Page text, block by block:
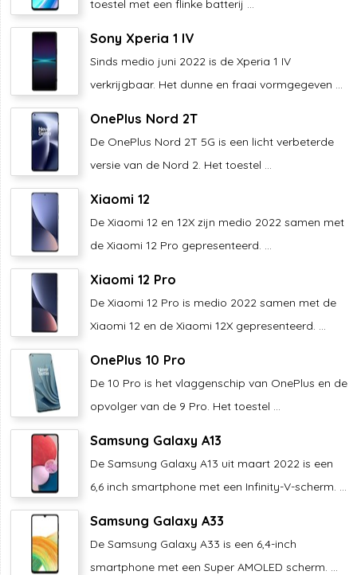
toestel met een flinke batterij ...
Sony Xperia 1 IV
Sinds medio juni 2022 is de Xperia 1 IV
verkrijgbaar. Het dunne en fraai vormgegeven ...
OnePlus Nord 2T
De OnePlus Nord 2T 5G is een licht verbeterde
versie van de Nord 2. Het toestel ...
Xiaomi 12
De Xiaomi 12 en 12X zijn medio 2022 samen met
de Xiaomi 12 Pro gepresenteerd. ...
Xiaomi 12 Pro
De Xiaomi 12 Pro is medio 2022 samen met de
Xiaomi 12 en de Xiaomi 12X gepresenteerd. ...
OnePlus 10 Pro
De 10 Pro is het vlaggenschip van OnePlus en de
opvolger van de 9 Pro. Het toestel ...
Samsung Galaxy A13
De Samsung Galaxy A13 uit maart 2022 is een
6,6 inch smartphone met een Infinity-V-scherm. ...
Samsung Galaxy A33
De Samsung Galaxy A33 is een 6,4-inch
smartphone met een Super AMOLED scherm. ...